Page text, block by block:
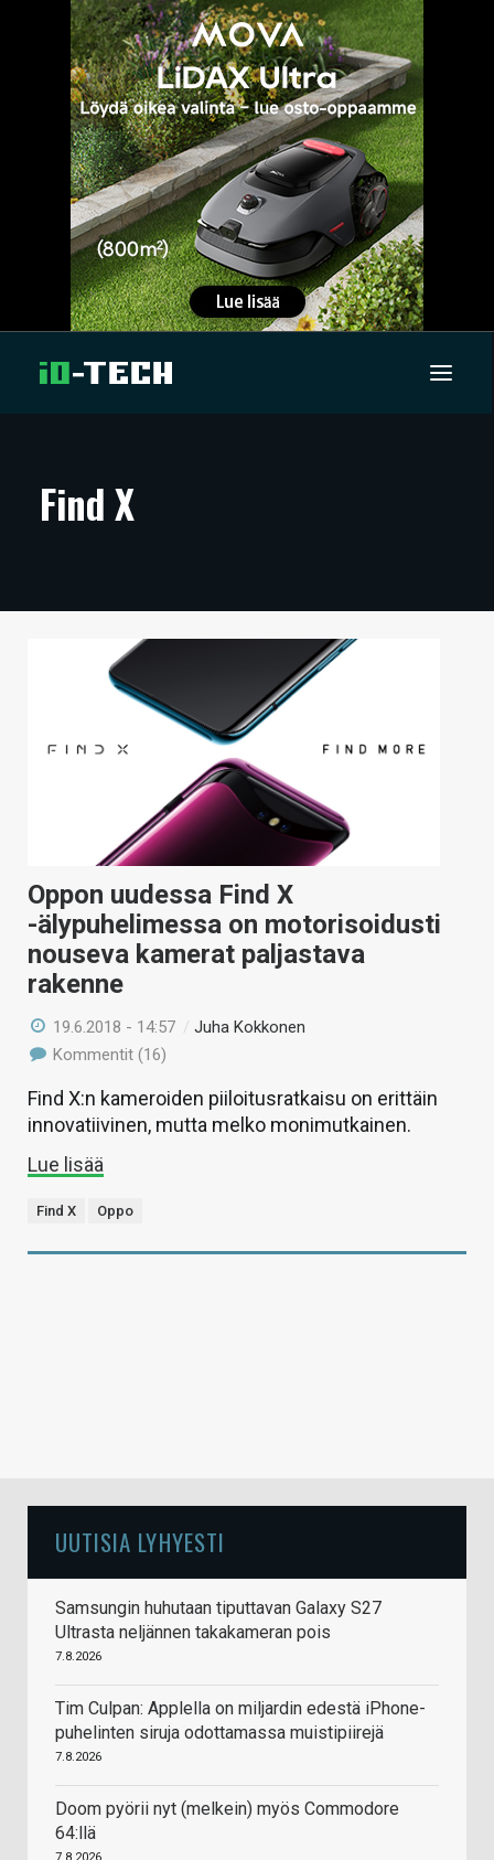
ARTIKKELIT
TECHBBS
KAUPPA
HAKU
Find X
Oppon uudessa Find X
-älypuhelimessa on motorisoidusti
nouseva kamerat paljastava
rakenne
19.6.2018 - 14:57 /Juha Kokkonen
Kommentit (16)
Find X:n kameroiden piiloitusratkaisu on erittäin
innovatiivinen, mutta melko monimutkainen.
Lue lisää
Find X Oppo
UUTISIA LYHYESTI
Samsungin huhutaan tiputtavan Galaxy S27
Ultrasta neljännen takakameran pois
7.8.2026
Tim Culpan: Applella on miljardin edestä iPhone-
puhelinten siruja odottamassa muistipiirejä
7.8.2026
Doom pyörii nyt (melkein) myös Commodore
64:llä